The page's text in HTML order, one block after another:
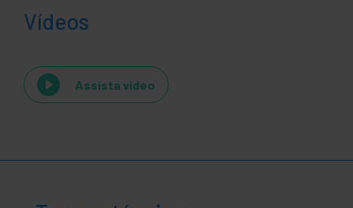
Vídeos
Assista vídeo